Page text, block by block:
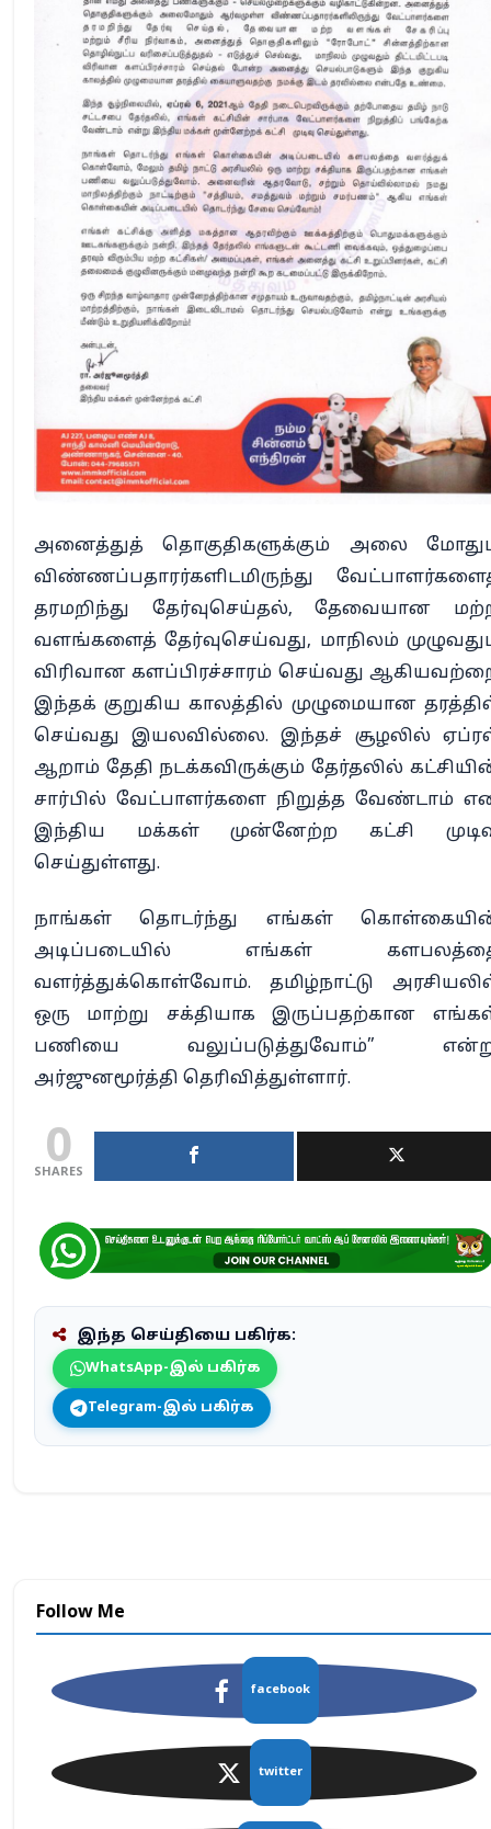
அனைத்துத் தொகுதிகளுக்கும் அலை
விண்ணப்பதாரர்களிடமிருந்து
தரமறிந்து தேர்வுசெய்தல், தேவையான
வளங்களைத் தேர்வுசெய்வது, மாநிலம்
விரிவான களப்பிரச்சாரம் செய்வது
இந்தக் குறுகிய காலத்தில் முழுமையான
செய்வது இயலவில்லை. இந்தச் சூழலில்
ஆறாம் தேதி நடக்கவிருக்கும் தேர்தலில்
சார்பில் வேட்பாளர்களை நிறுத்த வேண்டாம்
இந்திய மக்கள் முன்னேற்ற கட்சி
செய்துள்ளது.
நாங்கள் தொடர்ந்து எங்கள்
அடிப்படையில் எங்கள்
வளர்த்துக்கொள்வோம். தமிழ்நாட்டு
ஒரு மாற்று சக்தியாக இருப்பதற்கான
பணியை வலுப்படுத்துவோம்”
அர்ஜுனமூர்த்தி தெரிவித்துள்ளார்.
0
SHARES
இந்த செய்தியை பகிர்க:
WhatsApp-இல் பகிர்க
Telegram-இல் பகிர்க
Follow Me
facebook
twitter